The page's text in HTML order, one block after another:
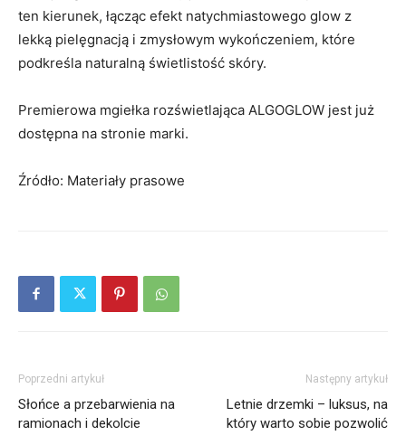
ten kierunek, łącząc efekt natychmiastowego glow z
lekką pielęgnacją i zmysłowym wykończeniem, które
podkreśla naturalną świetlistość skóry.
Premierowa mgiełka rozświetlająca ALGOGLOW jest już
dostępna na stronie marki.
Źródło: Materiały prasowe
Poprzedni artykuł
Słońce a przebarwienia na
ramionach i dekolcie
Następny artykuł
Letnie drzemki – luksus, na
który warto sobie pozwolić